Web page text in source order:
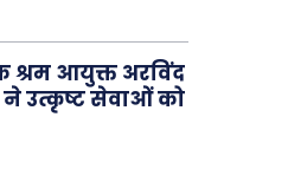
आयुक्त अरविंद
उत्कृष्ट सेवाओं को